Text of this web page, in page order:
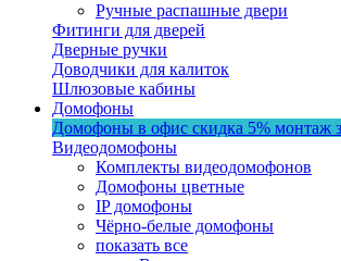
Ручные распашные двери
Фитинги для дверей
Дверные ручки
Доводчики для калиток
Шлюзовые кабины
Домофоны
Домофоны в офис скидка 5% монтаж
Видеодомофоны
Комплекты видеодомофонов
Домофоны цветные
IP домофоны
Чёрно-белые домофоны
показать все